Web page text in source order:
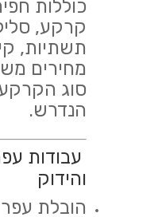
כוללות
קרקע,
תשתיות,
מחירים
סוג
הנדרש.
עבודות
והידוק
הובלת